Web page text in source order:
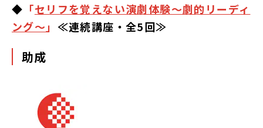
◆ 「セリフを覚えない演劇体験～劇的リーディ
ング～ 」 ≪連続講座・全5回≫
助成